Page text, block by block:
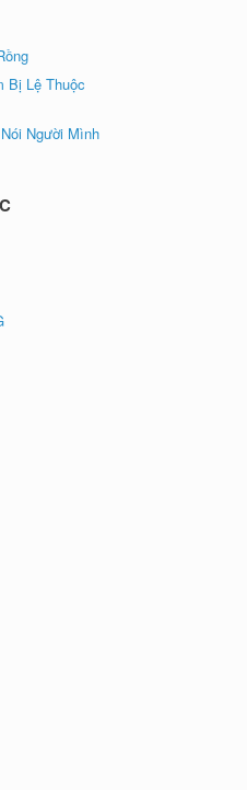
Bị Lệ Thuộc
Người Mình